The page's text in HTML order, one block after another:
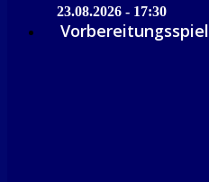
23.08.2026 - 17:30
Vorbereitungsspiel